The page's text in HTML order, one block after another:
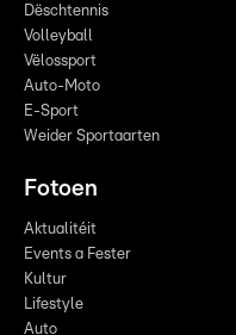
Dëschtennis
Volleyball
Vëlossport
Auto-Moto
E-Sport
Weider Sportaarten
Fotoen
Aktualitéit
Events a Fester
Kultur
Lifestyle
Auto